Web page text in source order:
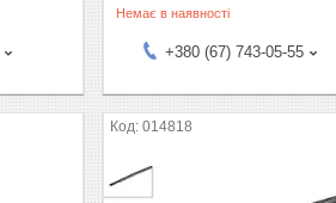
Немає в наявності
+380 (67) 743-05-55
014818